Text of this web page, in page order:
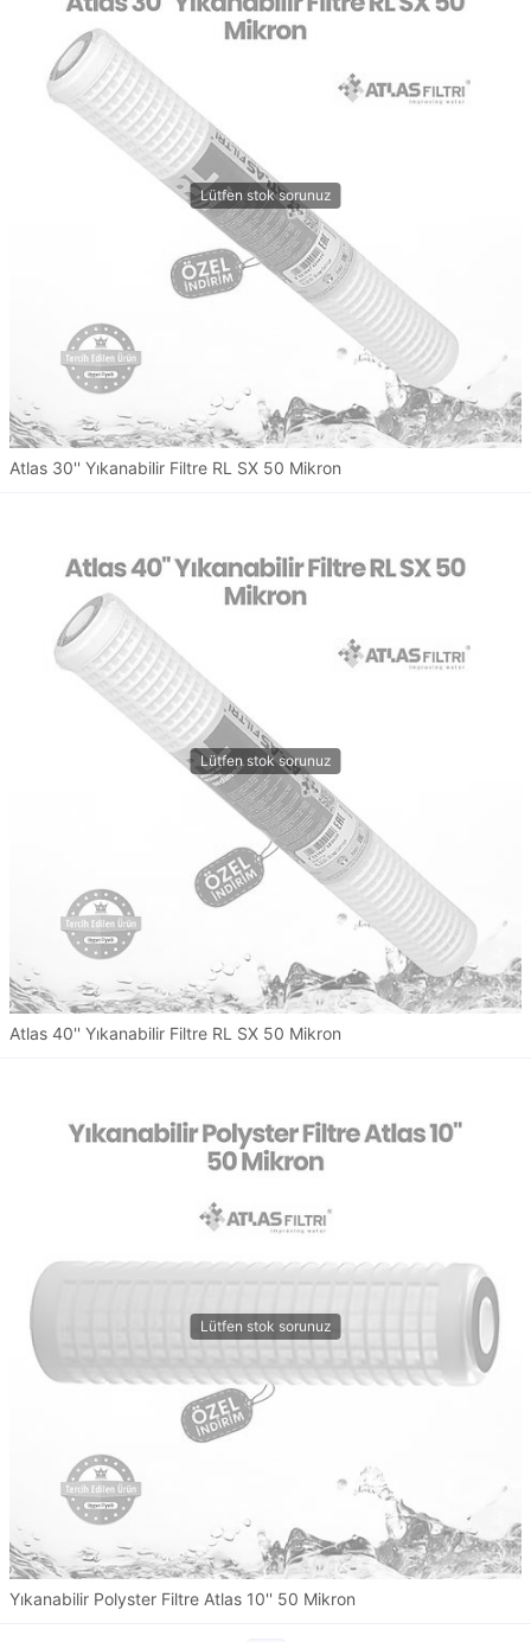
Atlas 30'' Yıkanabilir Filtre RL SX 50 Mikron
Atlas 40'' Yıkanabilir Filtre RL SX 50 Mikron
Yıkanabilir Polyster Filtre Atlas 10'' 50 Mikron